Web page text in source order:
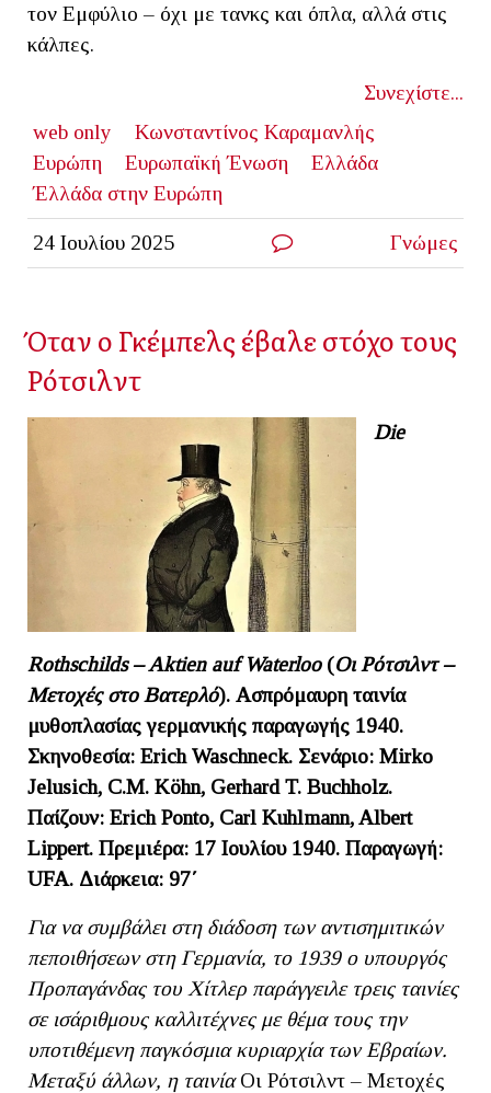
τον Εμφύλιο – όχι με τανκς και όπλα, αλλά στις
κάλπες.
Συνεχίστε...
web only
Κωνσταντίνος Καραμανλής
Ευρώπη
Ευρωπαϊκή Ένωση
Ελλάδα
Έλλάδα στην Ευρώπη
24 Ιουλίου 2025 Γνώμες
Όταν ο Γκέμπελς έβαλε στόχο τους
Ρότσιλντ
Die
Rothschilds–Aktien auf Waterloo (Οι Ρότσιλντ –
Μετοχές στο Βατερλό). Ασπρόμαυρη ταινία
μυθοπλασίας γερμανικής παραγωγής 1940.
Σκηνοθεσία: Erich Waschneck. Σενάριο: Mirko
Jelusich, C.M. Köhn, Gerhard T. Buchholz.
Παίζουν: Erich Ponto, Carl Kuhlmann,Albert
Lippert. Πρεμιέρα: 17 Ιουλίου 1940. Παραγωγή:
UFA. Διάρκεια: 97΄
Για να συμβάλει στη διάδοση των αντισημιτικών
πεποιθήσεων στη Γερμανία, το 1939 ο υπουργός
Προπαγάνδας του Χίτλερ παράγγειλε τρεις ταινίες
σε ισάριθμους καλλιτέχνες με θέμα τους την
υποτιθέμενη παγκόσμια κυριαρχία των Εβραίων.
Μεταξύ άλλων, η ταινίαΟι Ρότσιλντ – Μετοχές